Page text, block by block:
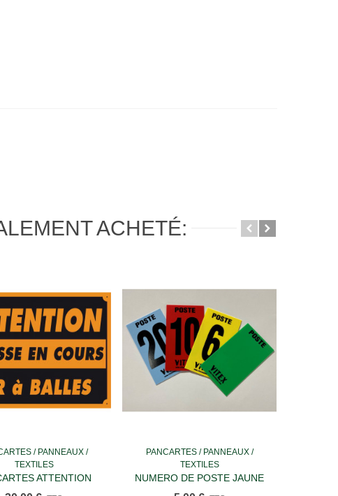
ACHETÉ:
Ajouter au panier
/ PANNEAUX /
TEXTILES
ATTENTION
EN COURS Lot De 5
Ajouter au panier
PANCARTES / PANNEAUX /
TEXTILES
NUMERO DE POSTE JAUNE